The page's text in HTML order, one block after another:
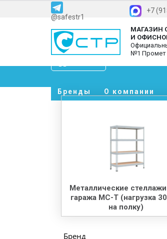
@safestr1
+7
МАГАЗИН
И
№1 Промет
Бренды О компании
Металлические
гаража МС-Т (нагрузка
на полку)
Бренд